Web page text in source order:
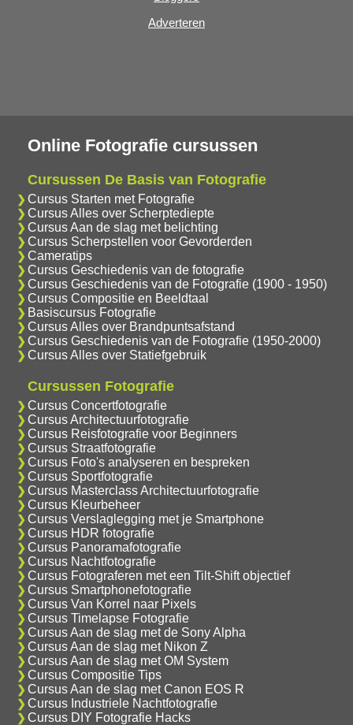
Adverteren
Online Fotografie cursussen
Cursussen De Basis van Fotografie
Cursus Starten met Fotografie
Cursus Alles over Scherptediepte
Cursus Aan de slag met belichting
Cursus Scherpstellen voor Gevorderden
Cameratips
Cursus Geschiedenis van de fotografie
Cursus Geschiedenis van de Fotografie (1900 - 1950)
Cursus Compositie en Beeldtaal
Basiscursus Fotografie
Cursus Alles over Brandpuntsafstand
Cursus Geschiedenis van de Fotografie (1950-2000)
Cursus Alles over Statiefgebruik
Cursussen Fotografie
Cursus Concertfotografie
Cursus Architectuurfotografie
Cursus Reisfotografie voor Beginners
Cursus Straatfotografie
Cursus Foto's analyseren en bespreken
Cursus Sportfotografie
Cursus Masterclass Architectuurfotografie
Cursus Kleurbeheer
Cursus Verslaglegging met je Smartphone
Cursus HDR fotografie
Cursus Panoramafotografie
Cursus Nachtfotografie
Cursus Fotograferen met een Tilt-Shift objectief
Cursus Smartphonefotografie
Cursus Van Korrel naar Pixels
Cursus Timelapse Fotografie
Cursus Aan de slag met de Sony Alpha
Cursus Aan de slag met Nikon Z
Cursus Aan de slag met OM System
Cursus Compositie Tips
Cursus Aan de slag met Canon EOS R
Cursus Industriele Nachtfotografie
Cursus DIY Fotografie Hacks